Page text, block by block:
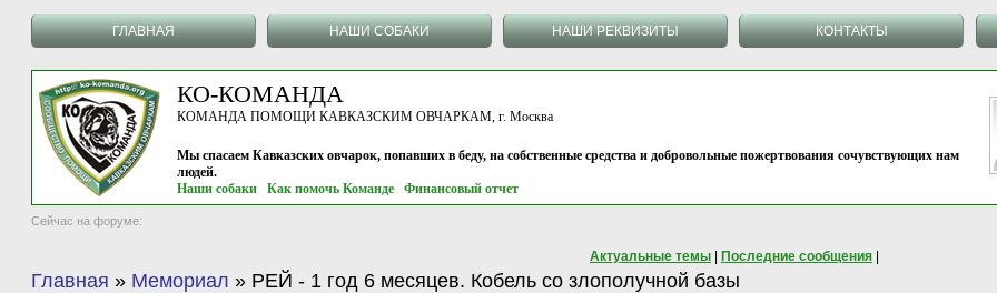
ГЛАВНАЯ НАШИ СОБАКИ НАШИ РЕКВИЗИТЫ КОНТАКТЫ
КО-КОМАНДА
КОМАНДА ПОМОЩИ КАВКАЗСКИМ ОВЧАРКАМ, г. Москва
Мы спасаем Кавказских овчарок, попавших в беду, на собственные средства и добровольные пожертвования сочувствующих нам
людей.
Наши собаки
Как помочь Команде Финансовый отчет
Сейчас на форуме:
Актуальные темы Последние сообщения
Главная » Мемориал » РЕЙ - 1 год 6 месяцев. Кобель со злополучной базы